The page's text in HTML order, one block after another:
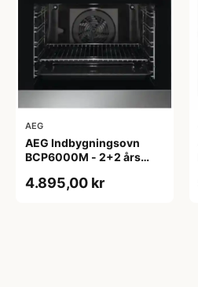
AEG
AEG Indbygningsovn
BCP6000M - 2+2 års
4.895,00 kr